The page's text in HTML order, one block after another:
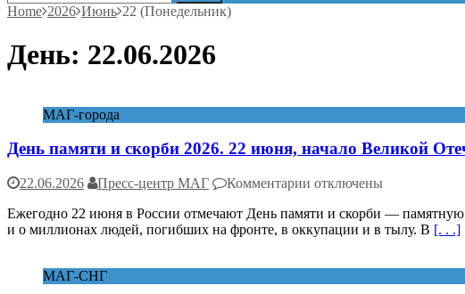
Home 2026 Июнь 22 (Понедельник)
День: 22.06.2026
МАГ-города
День памяти и скорби 2026. 22 июня, начало Великой
22.06.2026 Пресс-центр МАГ Комментарии к
День
памяти
отключены
Ежегодно 22 июня в России отмечают День памяти и скорби — памятную
и о миллионах людей, погибших на фронте, в оккупации и в тылу. В [. . .]
МАГ-СНГ